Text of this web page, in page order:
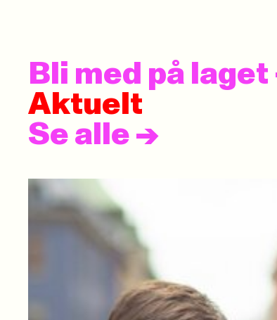
Bli med på
Aktuelt
Se alle ->